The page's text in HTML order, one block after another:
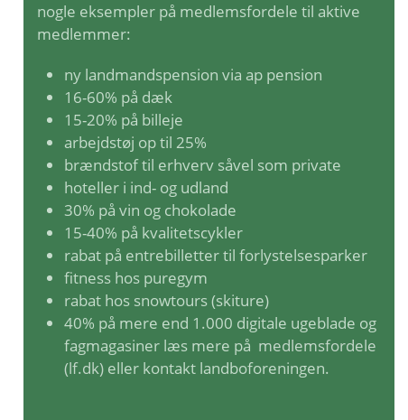
nogle eksempler på medlemsfordele til aktive
medlemmer:
ny landmandspension via ap pension
16-60% på dæk
15-20% på billeje
arbejdstøj op til 25%
brændstof til erhverv såvel som private
hoteller i ind- og udland
30% på vin og chokolade
15-40% på kvalitetscykler
rabat på entrebilletter til forlystelsesparker
fitness hos puregym
rabat hos snowtours (skiture)
40% på mere end 1.000 digitale ugeblade og
fagmagasiner læs mere på medlemsfordele
(lf.dk) eller kontakt landboforeningen.